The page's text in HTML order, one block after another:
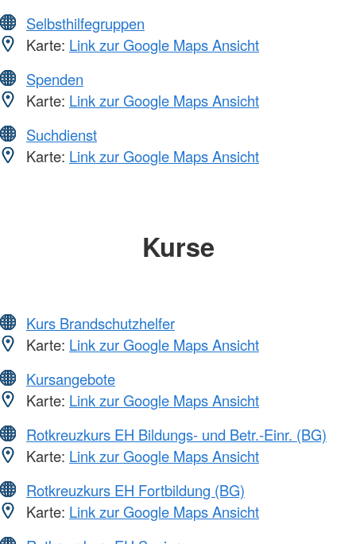
Selbsthilfegruppen
Karte: Link zur Google Maps Ansicht
Spenden
Karte: Link zur Google Maps Ansicht
Suchdienst
Karte: Link zur Google Maps Ansicht
Kurse
Kurs Brandschutzhelfer
Karte: Link zur Google Maps Ansicht
Kursangebote
Karte: Link zur Google Maps Ansicht
Rotkreuzkurs EH Bildungs- und Betr.-Einr. (BG)
Karte: Link zur Google Maps Ansicht
Rotkreuzkurs EH Fortbildung (BG)
Karte: Link zur Google Maps Ansicht